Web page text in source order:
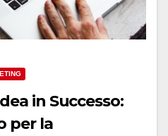
in Successo:
per la